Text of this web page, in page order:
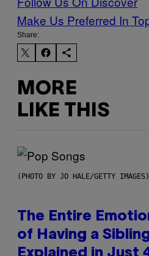
Make Us Preferred In
Share:
MORE
LIKE THIS
(PHOTO BY JO HALE/GETTY IMAGES)
The Entire
of Having a